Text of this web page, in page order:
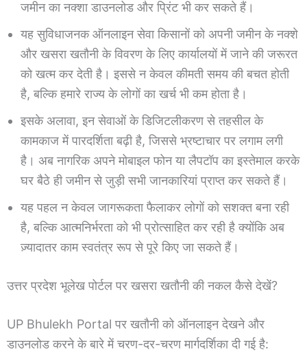
जमीन का नक्शा डाउनलोड और प्रिंट भी कर सकते हैं।
यह सुविधाजनक ऑनलाइन सेवा किसानों को अपनी जमीन के नक्शे
और खसरा खतौनी के विवरण के लिए कार्यालयों में जाने की जरूरत
को खत्म कर देती है। इससे न केवल कीमती समय की बचत होती
है, बल्कि हमारे राज्य के लोगों का खर्च भी कम होता है।
इसके अलावा, इन सेवाओं के डिजिटलीकरण से तहसील के
कामकाज में पारदर्शिता बढ़ी है, जिससे भ्रष्टाचार पर लगाम लगी
है। अब नागरिक अपने मोबाइल फोन या लैपटॉप का इस्तेमाल करके
घर बैठे ही जमीन से जुड़ी सभी जानकारियां प्राप्त कर सकते हैं।
यह पहल न केवल जागरूकता फैलाकर लोगों को सशक्त बना रही
है, बल्कि आत्मनिर्भरता को भी प्रोत्साहित कर रही है क्योंकि अब
ज़्यादातर काम स्वतंत्र रूप से पूरे किए जा सकते हैं।
उत्तर प्रदेश भूलेख पोर्टल पर खसरा खतौनी की नकल कैसे देखें?
UP Bhulekh Portal पर खतौनी को ऑनलाइन देखने और
डाउनलोड करने के बारे में चरण-दर-चरण मार्गदर्शिका दी गई है: